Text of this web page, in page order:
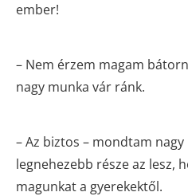
ember!
– Nem érzem magam
nagy munka vár ránk.
– Az biztos – mondtam nagy
legnehezebb része az lesz,
magunkat a gyerekektől.